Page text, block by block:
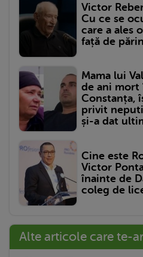
Victor
Cu ce se
care a ales
față de
Mama lui
de ani
Constanța,
privit
și-a dat
Cine este
Victor
înainte de
coleg de
Alte articole care te-